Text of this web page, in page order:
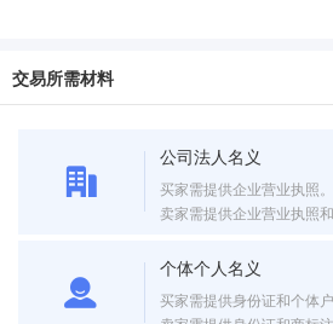
交易所需材料
公司法人名义
买家需提供企业营业执照。
卖家需提供企业营业执照
个体个人名义
买家需提供身份证和个体户